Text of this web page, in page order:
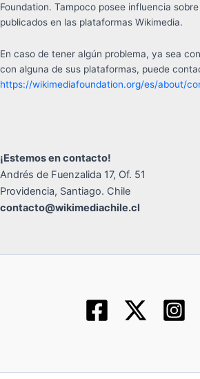
Foundation. Tampoco posee influencia
publicados en las plataformas Wikimedia.
En caso de tener algún problema, ya sea
con alguna de sus plataformas, puede
https://wikimediafoundation.org/es/about/
¡Estemos en contacto!
Andrés de Fuenzalida 17, Of. 51
Providencia, Santiago. Chile
contacto@wikimediachile.cl